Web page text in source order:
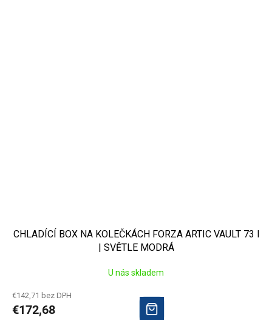
CHLADÍCÍ BOX NA KOLEČKÁCH FORZA ARTIC VAULT 73 l
| SVĚTLE MODRÁ
U nás skladem
€142,71 bez DPH
€172,68